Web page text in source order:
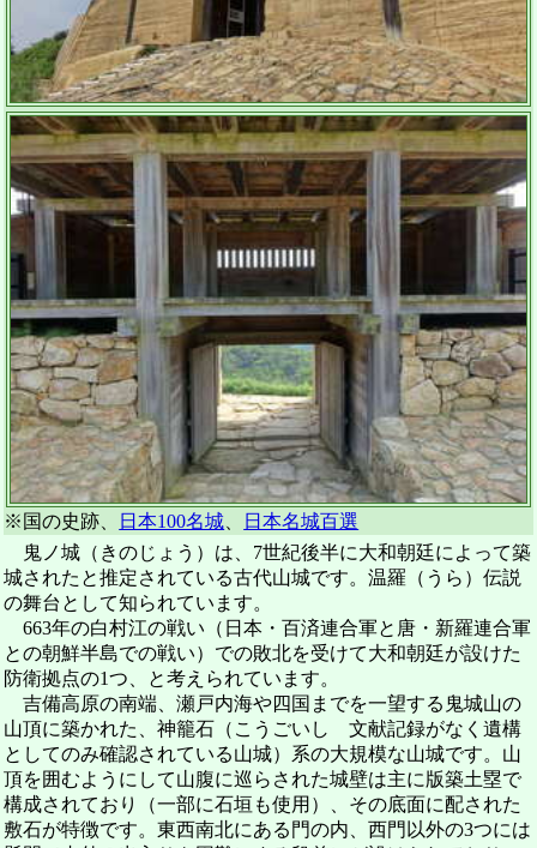
※国の史跡、 日本100名城
日本名城百選
鬼ノ城（きのじょう）は、7世紀後半に大和朝廷によって築
城されたと推定されている古代山城です。温羅（うら）伝説
の舞台として知られています。
663年の白村江の戦い（日本・百済連合軍と唐・新羅連合軍
との朝鮮半島での戦い）での敗北を受けて大和朝廷が設けた
防衛拠点の1つ、と考えられています。
吉備高原の南端、瀬戸内海や四国までを一望する鬼城山の
山頂に築かれた、神籠石（こうごいし 文献記録がなく遺構
としてのみ確認されている山城）系の大規模な山城です。山
頂を囲むようにして山腹に巡らされた城壁は主に版築土塁で
構成されており（一部に石垣も使用）、その底面に配された
敷石が特徴です。東西南北にある門の内、西門以外の3つには